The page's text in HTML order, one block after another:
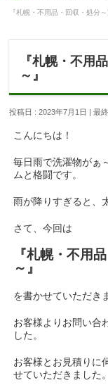
『札幌・不用品・回収・処分
『札幌・不用
～』
投稿日 : 2023年7月1日 最
こんにちは！
毎日雨で洗濯物がぁ
ムと格闘です。
雨が降りすぎると、
さて、今回は
『札幌・不用
～』
を書かせていただき
お客様よりお問い合
した。
お客様とお見積りに
せていただきました。